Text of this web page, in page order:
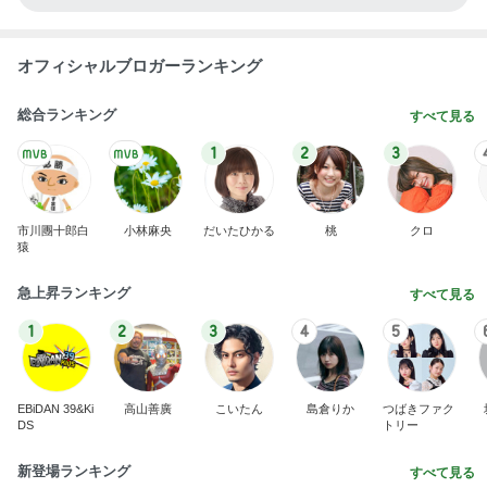
オフィシャルブロガーランキング
総合ランキング すべて見る
市川團十郎白
猿
小林麻央
1
だいたひかる
2
桃
3
クロ
急上昇ランキング すべて見る
1
EBiDAN 39&Ki
DS
2
高山善廣
3
こいたん
4
島倉りか
5
つばきファク
トリー
新登場ランキング すべて見る